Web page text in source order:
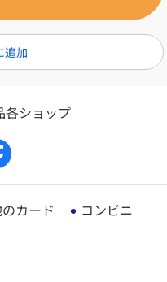
各ショップ
カード コンビニ